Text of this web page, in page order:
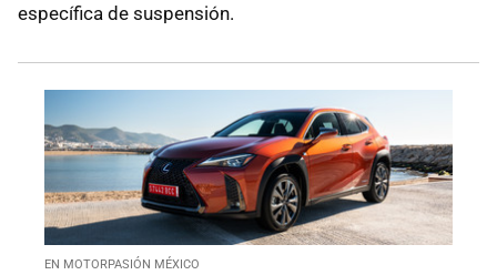
específica de suspensión.
EN MOTORPASIÓN MÉXICO